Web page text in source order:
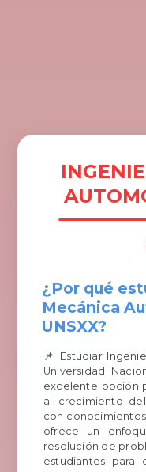
Ingresar
¿Por qué
Mecánica
UNSXX?
📌 Estudiar
Universidad
excelente opción
al crecimiento
con conocimientos
ofrece un
resolución de
estudiantes para